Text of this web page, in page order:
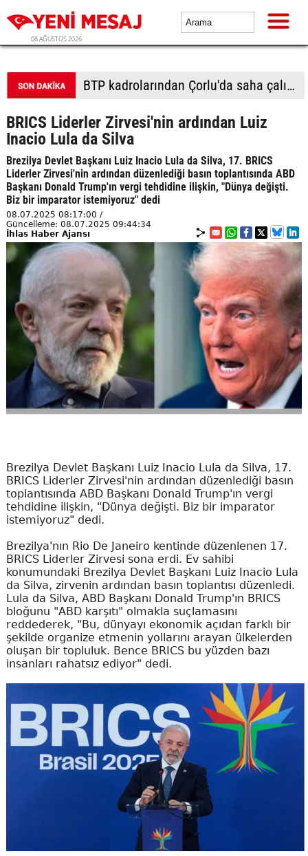
08 AĞUSTOS 2026
BTP kadrolarından Çorlu'da saha çalışması: Vatandaşlardan yoğun ilgi
BRICS Liderler Zirvesi'nin ardından Luiz
Inacio Lula da Silva
Brezilya Devlet Başkanı Luiz Inacio Lula da Silva, 17. BRICS
Liderler Zirvesi'nin ardından düzenlediği basın toplantısında ABD
Başkanı Donald Trump'ın vergi tehdidine ilişkin, "Dünya değişti.
Biz bir imparator istemiyoruz" dedi
08.07.2025 08:17:00 /
Güncelleme: 08.07.2025 09:44:34
İhlas Haber Ajansı
Brezilya Devlet Başkanı Luiz Inacio Lula da Silva, 17.
BRICS Liderler Zirvesi'nin ardından düzenlediği basın
toplantısında ABD Başkanı Donald Trump'ın vergi
tehdidine ilişkin, "Dünya değişti. Biz bir imparator
istemiyoruz" dedi.
Brezilya'nın Rio De Janeiro kentinde düzenlenen 17.
BRICS Liderler Zirvesi sona erdi. Ev sahibi
konumundaki Brezilya Devlet Başkanı Luiz Inacio Lula
da Silva, zirvenin ardından basın toplantısı düzenledi.
Lula da Silva, ABD Başkanı Donald Trump'ın BRICS
bloğunu "ABD karşıtı" olmakla suçlamasını
reddederek, "Bu, dünyayı ekonomik açıdan farklı bir
şekilde organize etmenin yollarını arayan ülkelerden
oluşan bir topluluk. Bence BRICS bu yüzden bazı
insanları rahatsız ediyor" dedi.